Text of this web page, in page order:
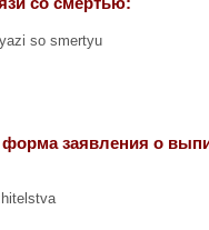
заявления о